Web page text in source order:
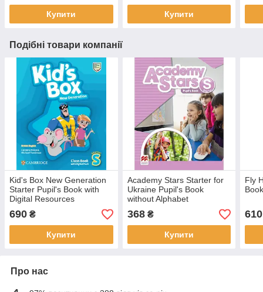
Купити Купити
Подібні товари компанії
Kid's Box New Generation
Starter Pupil's Book with
Digital Resources
(підручник)
690 ₴
Купити
Academy Stars Starter for
Ukraine Pupil's Book
without Alphabet
Book(Підручник)
368₴
Купити
Fly
610
Про нас